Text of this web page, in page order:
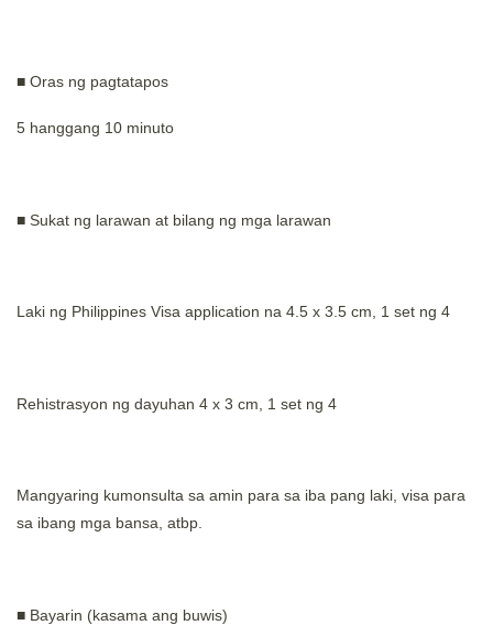
■ Oras ng pagtatapos
5 hanggang 10 minuto
■ Sukat ng larawan at bilang ng mga larawan
Laki ng Philippines Visa application na 4.5 x 3.5 cm, 1 set ng 4
Rehistrasyon ng dayuhan 4 x 3 cm, 1 set ng 4
Mangyaring kumonsulta sa amin para sa iba pang laki, visa para
sa ibang mga bansa, atbp.
■ Bayarin (kasama ang buwis)